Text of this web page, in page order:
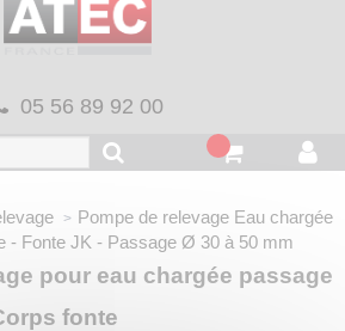
05 56 89 92 00
Pompe de relevage Eau chargée
- Fonte JK - Passage Ø 30 à 50 mm
pour eau chargée passage
fonte